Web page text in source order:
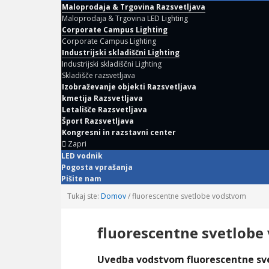
Maloprodaja & Trgovina Razsvetljava
Maloprodaja & Trgovina LED Lighting
Corporate Campus Lighting
Corporate Campus Lighting
Industrijski skladiščni Lighting
Industrijski skladiščni Lighting
Skladišče razsvetljava
Izobraževanje objekti Razsvetljava
kmetija Razsvetljava
Letališče Razsvetljava
Šport Razsvetljava
Kongresni in razstavni center
Zapri
LED vodnik
Pogosta vprašanja
Pišite nam
Tukaj ste: Domov/fluorescentne svetlobe vodstvom
fluorescentne svetlobe
Uvedba vodstvom fluorescentne